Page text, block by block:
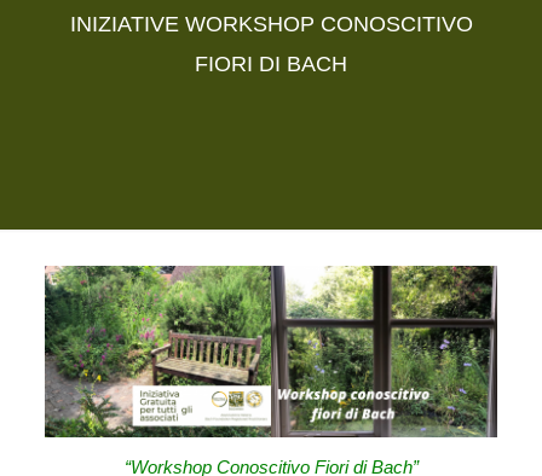
INIZIATIVE WORKSHOP CONOSCITIVO
FIORI DI BACH
“Workshop Conoscitivo Fiori di Bach”